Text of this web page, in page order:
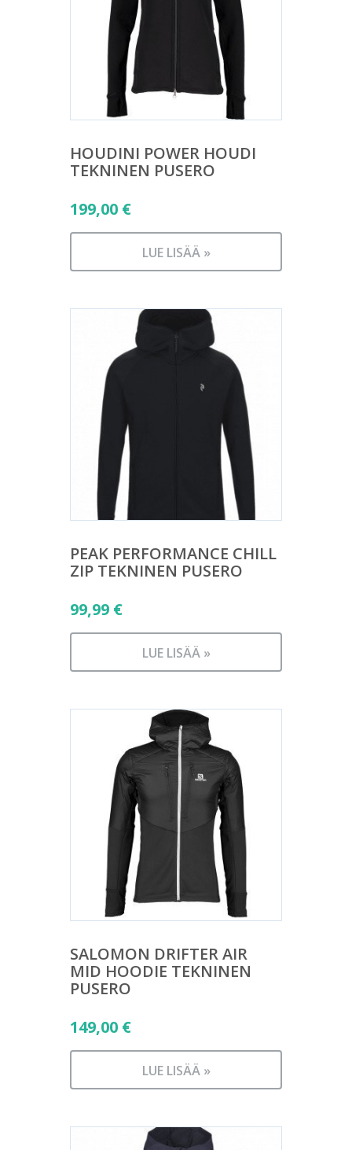
HOUDINI POWER HOUDI
TEKNINEN PUSERO
199,00 €
LUE LISÄÄ »
PEAK PERFORMANCE CHILL
ZIP TEKNINEN PUSERO
99,99 €
LUE LISÄÄ »
SALOMON DRIFTER AIR
MID HOODIE TEKNINEN
PUSERO
149,00 €
LUE LISÄÄ »